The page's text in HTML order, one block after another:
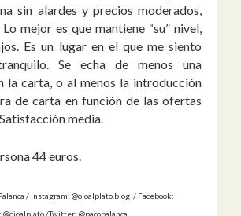
sin alardes y precios moderados,
mejor es que mantiene “su” nivel,
Es un lugar en el que me siento
Se echa de menos una
la carta, o al menos la introducción
de carta en función de las ofertas
media.
44 euros.
/ Instagram: @ojoalplato.blog / Facebook:
/Twitter: @pacopalanca